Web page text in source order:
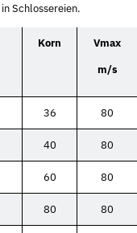
Schlossereien.
Korn
Vmax
m/s
36 80
40 80
60 80
80 80